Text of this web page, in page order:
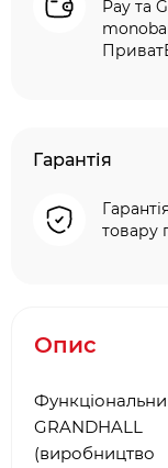
Pay та
Гарантія
товару
Опис